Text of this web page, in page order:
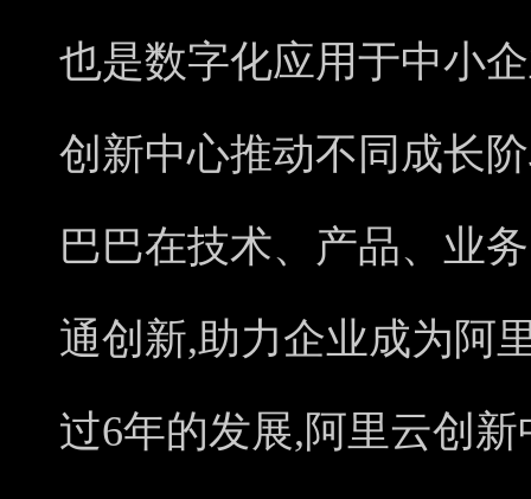
也是数字化应用于中小
创新中心推动不同成长
巴巴在技术、产品、业
通创新,助力企业成为阿
过6年的发展,阿里云创